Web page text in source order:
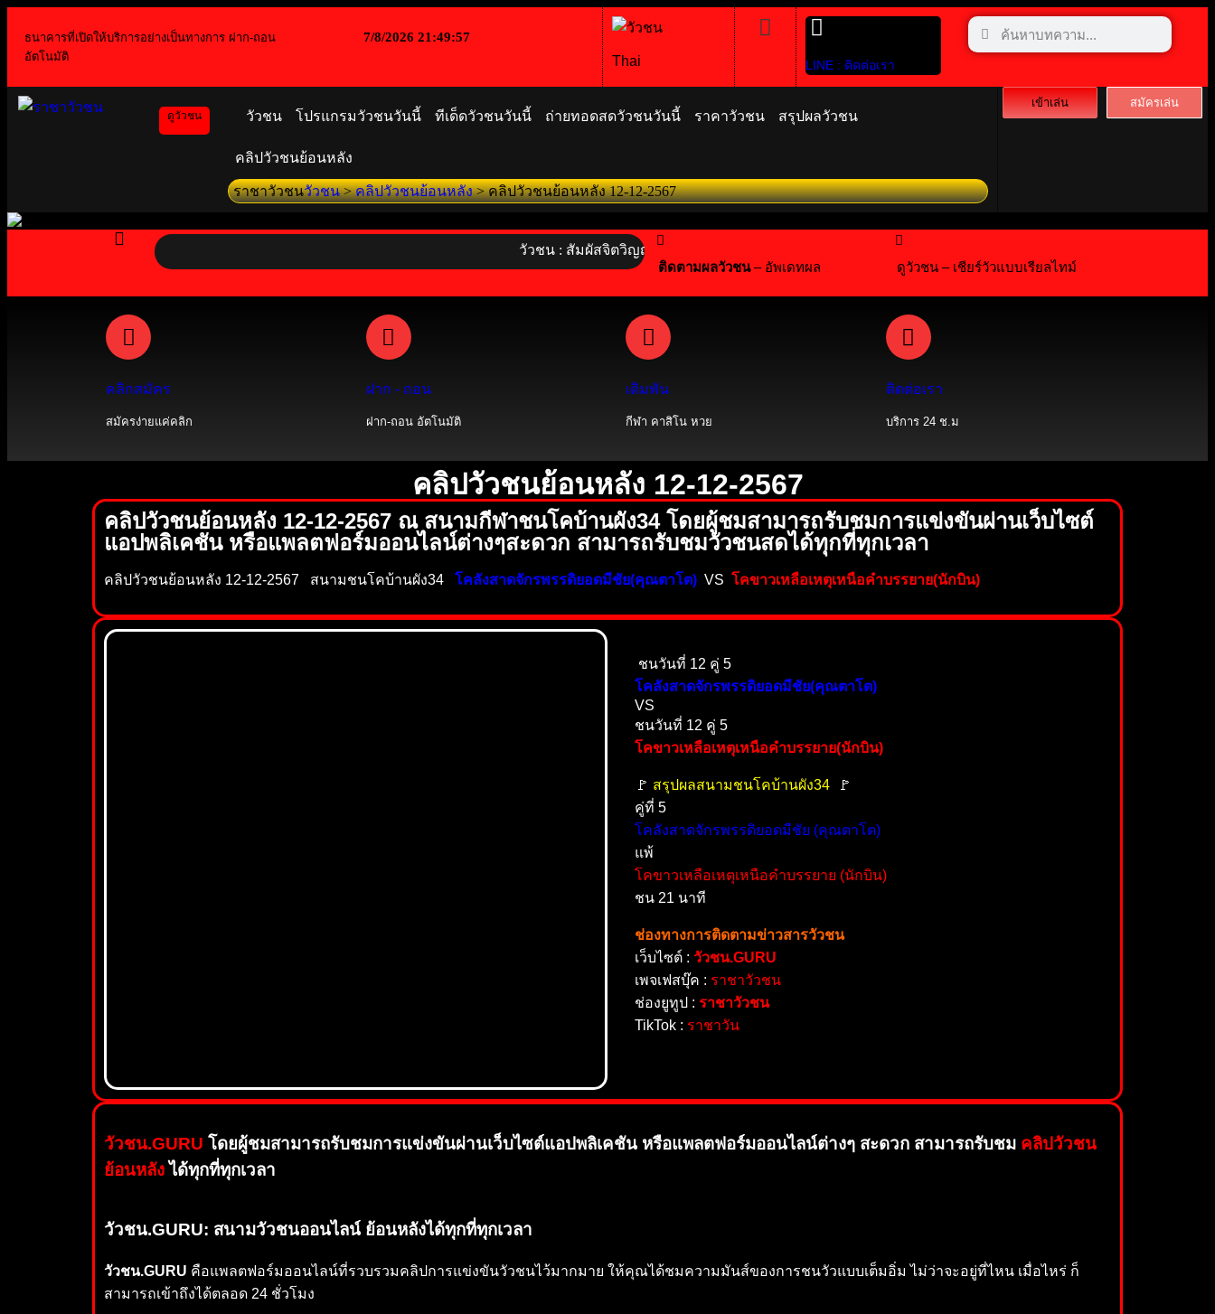
ธนาคารที่เปิดให้บริการอย่างเป็นทางการ ฝาก-ถอน
อัตโนมัติ
7/8/2026 21:49:58
Thai LINE : ติดต่อเรา
ดูวัวชน วัวชน โปรแกรมวัวชนวันนี้ ทีเด็ดวัวชนวันนี้ ถ่ายทอดสดวัวชนวันนี้ ราคาวัวชน สรุปผลวัวชน
คลิปวัวชนย้อนหลัง
ราชาวัวชนวัวชน>คลิปวัวชนย้อนหลัง>คลิปวัวชนย้อนหลัง 12-12-2567
เข้าเล่น สมัครเล่น
วัวชน : สัมผัสจิตวิญญาณไทย! ร่วมอนุรักษ์กีฬาพื้นบ้านอันทรงคุณค่า เชียร์สดความเร้าใจในสังเวียนเดือด พร้อมลุ้นเดิมพั
ติดตามผลวัวชน– อัพเดทผล ดูวัวชน – เชียร์วัวแบบเรียลไทม์
คลิกสมัคร
สมัครง่ายแค่คลิก
ฝาก - ถอน
ฝาก-ถอน อัตโนมัติ
เดิมพัน
กีฬา คาสิโน หวย
ติดต่อเรา
บริการ 24 ช.ม
คลิปวัวชนย้อนหลัง 12-12-2567
คลิปวัวชนย้อนหลัง 12-12-2567 ณ สนามกีฬาชนโคบ้านผัง34 โดยผู้ชมสามารถรับชมการแข่งขันผ่านเว็บไซต์
แอปพลิเคชัน หรือแพลตฟอร์มออนไลน์ต่างๆสะดวก สามารถรับชมวัวชนสดได้ทุกที่ทุกเวลา
คลิปวัวชนย้อนหลัง 12-12-2567 สนามชนโคบ้านผัง34 โคลังสาดจักรพรรดิยอดมีชัย(คุณตาโต) VS โคขาวเหลือเหตุเหนือคำบรรยาย(นักบิน)
ชนวันที่ 12 คู่ 5
โคลังสาดจักรพรรดิยอดมีชัย(คุณตาโต)
VS
ชนวันที่ 12 คู่ 5
โคขาวเหลือเหตุเหนือคำบรรยาย(นักบิน)
🚩 สรุปผลสนามชนโคบ้านผัง34 🚩
คู่ที่ 5
โคลังสาดจักรพรรดิยอดมีชัย (คุณตาโต)
แพ้
โคขาวเหลือเหตุเหนือคำบรรยาย (นักบิน)
ชน 21 นาที
ช่องทางการติดตามข่าวสารวัวชน
เว็บไซต์ : วัวชน.GURU
เพจเฟสบุ๊ค : ราชาวัวชน
ช่องยูทูป : ราชาวัวชน
TikTok : ราชาวัน
วัวชน.GURU โดยผู้ชมสามารถรับชมการแข่งขันผ่านเว็บไซต์แอปพลิเคชัน หรือแพลตฟอร์มออนไลน์ต่างๆ สะดวก สามารถรับชม คลิปวัวชน
ย้อนหลังได้ทุกที่ทุกเวลา
วัวชน.GURU: สนามวัวชนออนไลน์ ย้อนหลังได้ทุกที่ทุกเวลา
วัวชน.GURU คือแพลตฟอร์มออนไลน์ที่รวบรวมคลิปการแข่งขันวัวชนไว้มากมาย ให้คุณได้ชมความมันส์ของการชนวัวแบบเต็มอิ่ม ไม่ว่าจะอยู่ที่ไหน เมื่อไหร่ ก็
สามารถเข้าถึงได้ตลอด 24 ชั่วโมง